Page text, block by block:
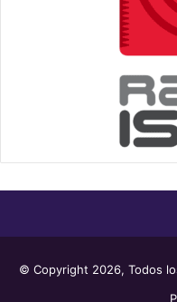
© Copyright 2026, Todos